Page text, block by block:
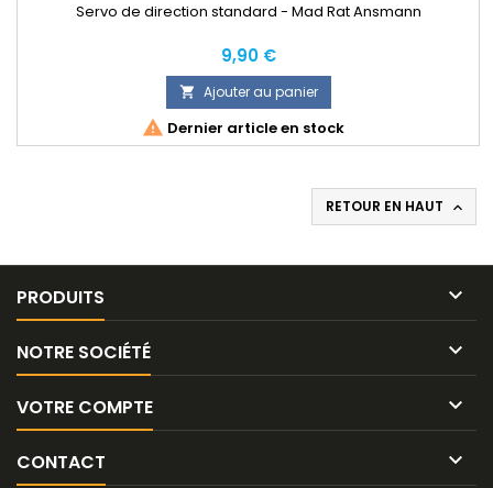
Servo de direction standard - Mad Rat Ansmann
Prix
9,90 €
 Ajouter au panier
 Dernier article en stock
RETOUR EN HAUT 
PRODUITS 
NOTRE SOCIÉTÉ 
VOTRE COMPTE 
CONTACT 